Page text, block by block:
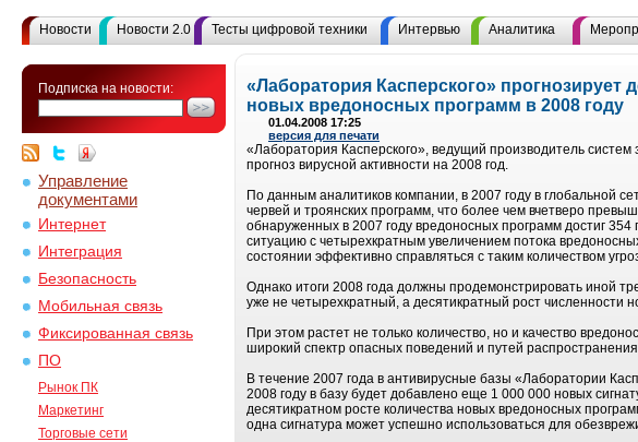
Новости Новости 2.0 Тесты цифровой техники Интервью Аналитика
Подписка на новости:
Управление
документами
Интернет
Интеграция
Безопасность
Мобильная связь
Фиксированная связь
ПО
Рынок ПК
Маркетинг
Торговые сети
«Лаборатория Касперского» прогнозирует
новых вредоносных программ в 2008 году
01.04.2008 17:25
версия для печати
«Лаборатория Касперского», ведущий производитель
прогноз вирусной активности на 2008 год.
По данным аналитиков компании, в 2007 году в глобальной
червей и троянских программ, что более чем вчетверо
обнаруженных в 2007 году вредоносных программ достиг
ситуацию с четырехкратным увеличением потока
состоянии эффективно справляться с таким количеством
Однако итоги 2008 года должны продемонстрировать иной
уже не четырехкратный, а десятикратный рост численности
При этом растет не только количество, но и качество
широкий спектр опасных поведений и путей
В течение 2007 года в антивирусные базы «Лаборатории
2008 году в базу будет добавлено еще 1 000 000 новых
десятикратном росте количества новых вредоносных
одна сигнатура может успешно использоваться для